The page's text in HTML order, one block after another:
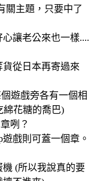
關主題，只要中了
讓老公來也一樣....
從日本再寄過來
遊戲旁各有一個相
綿花糖的喬巴)
咧？
戲則可蓋一個章。
(所以我說真的要